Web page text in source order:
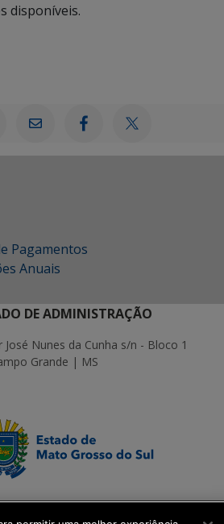
disponíveis.
Pagamentos
Anuais
DE ADMINISTRAÇÃO
Nunes da Cunha s/n - Bloco 1
Grande | MS